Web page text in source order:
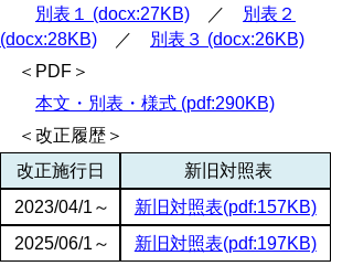
別表１ (docx:27KB) ／
別表２
(docx:28KB) ／
別表３ (docx:26KB)
＜PDF＞
本文・別表・様式 (pdf:290KB)
＜改正履歴＞
改正施行日
新旧対照表
2023/04/1～
新旧対照表(pdf:157KB)
2025/06/1～
新旧対照表(pdf:197KB)